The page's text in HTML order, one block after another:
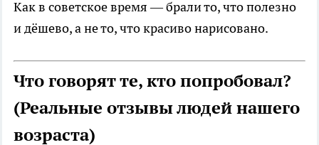
Как в советское время — брали то, что полезно
и дёшево, а не то, что красиво нарисовано.
Что говорят те, кто попробовал?
(Реальные отзывы людей нашего
возраста)